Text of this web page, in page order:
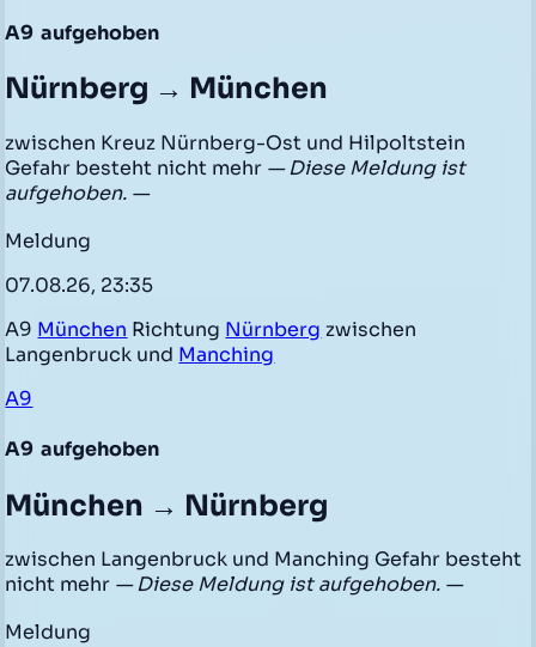
A9 aufgehoben
Nürnberg → München
zwischen Kreuz Nürnberg-Ost und Hilpoltstein
Gefahr besteht nicht mehr — Diese Meldung ist
aufgehoben. —
Meldung
07.08.26, 23:35
A9 München Richtung Nürnberg zwischen
Langenbruck und Manching
A9
A9 aufgehoben
München → Nürnberg
zwischen Langenbruck und Manching Gefahr besteht
nicht mehr — Diese Meldung ist aufgehoben. —
Meldung